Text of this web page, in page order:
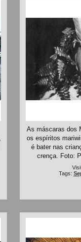
As máscaras dos
os espíritos
é bater nas
crença. Foto:
Tags: